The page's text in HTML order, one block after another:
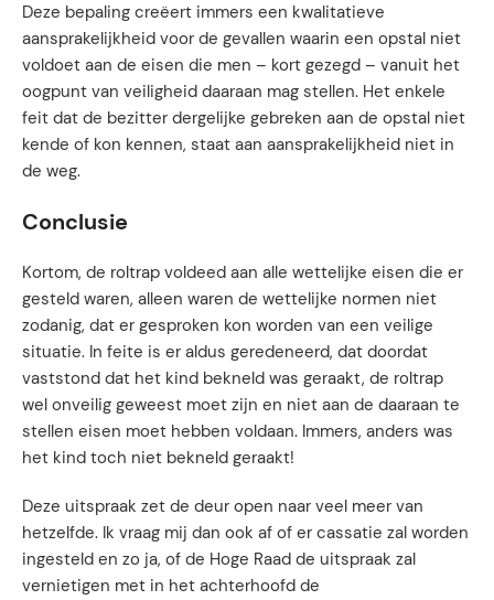
Deze bepaling creëert immers een kwalitatieve
aansprakelijkheid voor de gevallen waarin een opstal niet
voldoet aan de eisen die men – kort gezegd – vanuit het
oogpunt van veiligheid daaraan mag stellen. Het enkele
feit dat de bezitter dergelijke gebreken aan de opstal niet
kende of kon kennen, staat aan aansprakelijkheid niet in
de weg.
Conclusie
Kortom, de roltrap voldeed aan alle wettelijke eisen die er
gesteld waren, alleen waren de wettelijke normen niet
zodanig, dat er gesproken kon worden van een veilige
situatie. In feite is er aldus geredeneerd, dat doordat
vaststond dat het kind bekneld was geraakt, de roltrap
wel onveilig geweest moet zijn en niet aan de daaraan te
stellen eisen moet hebben voldaan. Immers, anders was
het kind toch niet bekneld geraakt!
Deze uitspraak zet de deur open naar veel meer van
hetzelfde. Ik vraag mij dan ook af of er cassatie zal worden
ingesteld en zo ja, of de Hoge Raad de uitspraak zal
vernietigen met in het achterhoofd de